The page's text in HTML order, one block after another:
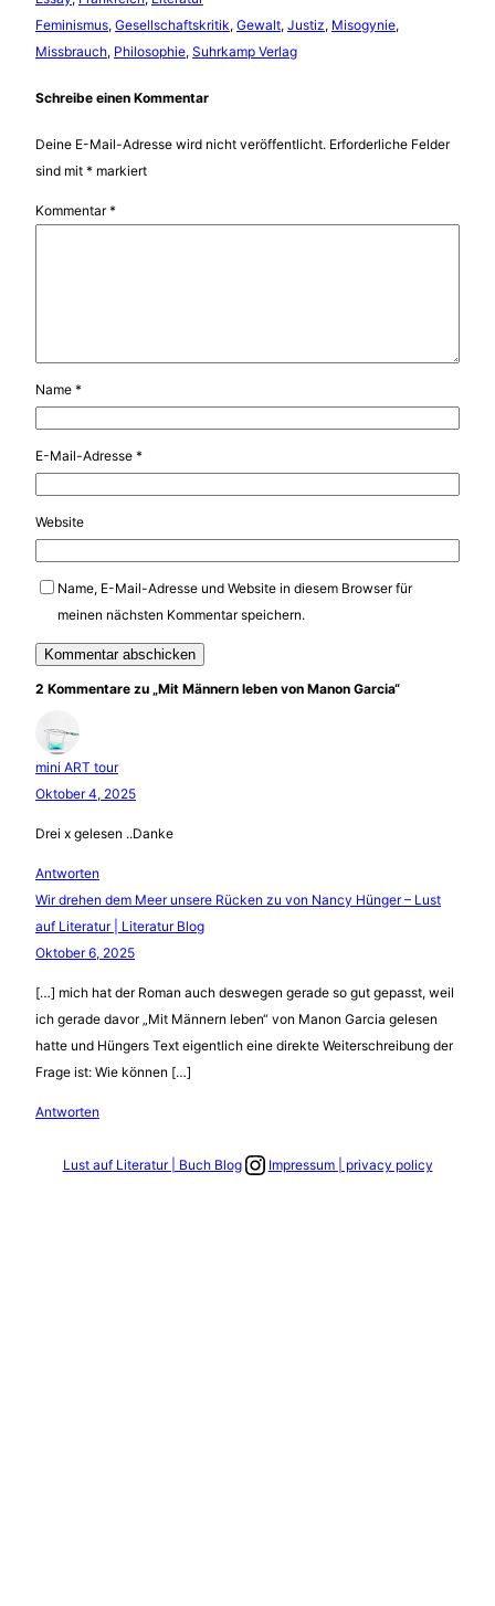
Feminismus, Gesellschaftskritik, Gewalt, Justiz, Misogynie
Missbrauch, Philosophie, Suhrkamp Verlag
Schreibe einen Kommentar
Deine E-Mail-Adresse wird nicht veröffentlicht. Erforderliche Felder
sind mit * markiert
Kommentar*
Name *
E-Mail-Adresse *
Website
Name, E-Mail-Adresse und Website in diesem Browser für
meinen nächsten Kommentar speichern.
2 Kommentare zu „Mit Männern leben von Manon Garcia“
mini ART tour
Oktober 4, 2025
Drei x gelesen ..Danke
Antworten
Wir drehen dem Meer unsere Rücken zu von Nancy Hünger – Lust
auf Literatur | Literatur Blog
Oktober 6, 2025
[…] mich hat der Roman auch deswegen gerade so gut gepasst, weil
ich gerade davor „Mit Männern leben“ von Manon Garcia gelesen
hatte und Hüngers Text eigentlich eine direkte Weiterschreibung der
Frage ist: Wie können […]
Antworten
Lust auf Literatur | Buch BlogLink zum Instagram Account
Impressum | privacy policy